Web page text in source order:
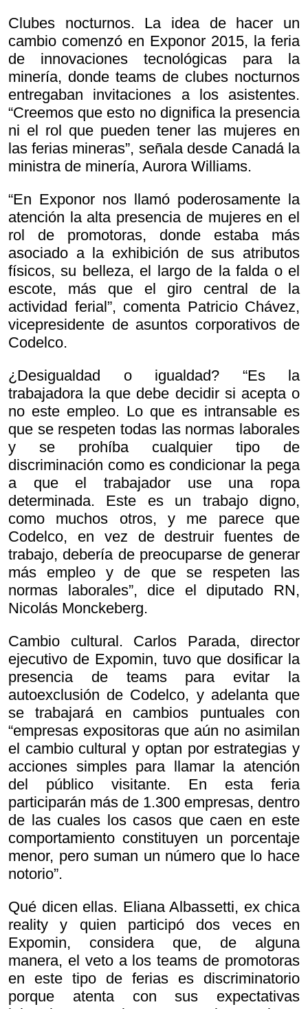
Clubes nocturnos. La idea de hacer un
cambio comenzó en Exponor 2015, la feria
de innovaciones tecnológicas para la
minería, donde teams de clubes nocturnos
entregaban invitaciones a los asistentes.
“Creemos que esto no dignifica la presencia
ni el rol que pueden tener las mujeres en
las ferias mineras”, señala desde Canadá la
ministra de minería, Aurora Williams.
“En Exponor nos llamó poderosamente la
atención la alta presencia de mujeres en el
rol de promotoras, donde estaba más
asociado a la exhibición de sus atributos
físicos, su belleza, el largo de la falda o el
escote, más que el giro central de la
actividad ferial”, comenta Patricio Chávez,
vicepresidente de asuntos corporativos de
Codelco.
¿Desigualdad o igualdad? “Es la
trabajadora la que debe decidir si acepta o
no este empleo. Lo que es intransable es
que se respeten todas las normas laborales
y se prohíba cualquier tipo de
discriminación como es condicionar la pega
a que el trabajador use una ropa
determinada. Este es un trabajo digno,
como muchos otros, y me parece que
Codelco, en vez de destruir fuentes de
trabajo, debería de preocuparse de generar
más empleo y de que se respeten las
normas laborales”, dice el diputado RN,
Nicolás Monckeberg.
Cambio cultural. Carlos Parada, director
ejecutivo de Expomin, tuvo que dosificar la
presencia de teams para evitar la
autoexclusión de Codelco, y adelanta que
se trabajará en cambios puntuales con
“empresas expositoras que aún no asimilan
el cambio cultural y optan por estrategias y
acciones simples para llamar la atención
del público visitante. En esta feria
participarán más de 1.300 empresas, dentro
de las cuales los casos que caen en este
comportamiento constituyen un porcentaje
menor, pero suman un número que lo hace
notorio”.
Qué dicen ellas. Eliana Albassetti, ex chica
reality y quien participó dos veces en
Expomin, considera que, de alguna
manera, el veto a los teams de promotoras
en este tipo de ferias es discriminatorio
porque atenta con sus expectativas